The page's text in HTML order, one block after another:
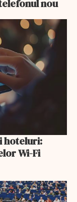
nou
hoteluri:
Wi-Fi